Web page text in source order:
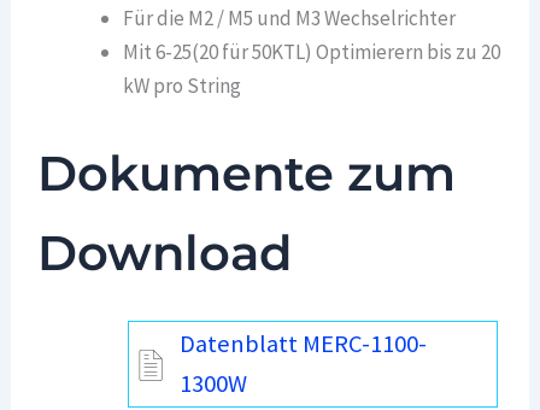
Für die M2 / M5 und M3 Wechselrichter
Mit 6-25(20 für 50KTL) Optimierern bis zu 20
kW pro String
Dokumente zum
Download
Datenblatt MERC-1100-
1300W